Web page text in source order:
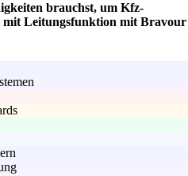
brauchst, um Kfz-
mit Leitungsfunktion mit Bravour